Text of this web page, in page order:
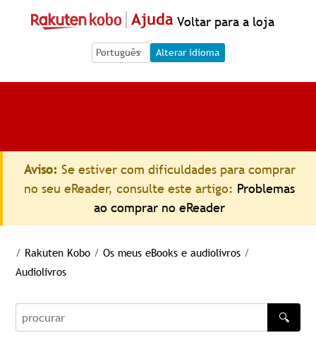
Ajuda Voltar para a loja
Language Selection
Language Selection
Alterar idioma
Aviso: Se estiver com dificuldades para comprar
no seu eReader, consulte este artigo: Problemas
ao comprar no eReader
/ Rakuten Kobo / Os meus eBooks e audiolivros /
Audiolivros
procurar
🔍